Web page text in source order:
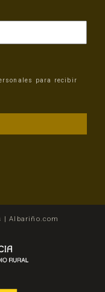
para recibir
| Albariño.com